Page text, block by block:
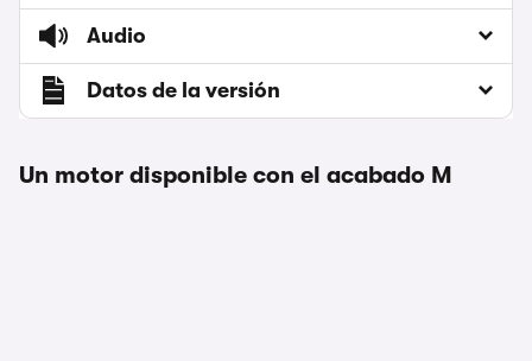
Audio
Datos de la versión
Un motor disponible con el acabado M